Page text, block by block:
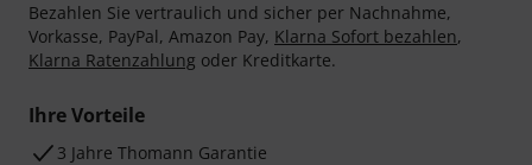
Bezahlen Sie vertraulich und sicher per Nachnahme,
Vorkasse, PayPal, Amazon Pay, Klarna Sofort bezahlen,
Klarna Ratenzahlung oder Kreditkarte.
Ihre Vorteile
3 Jahre Thomann Garantie